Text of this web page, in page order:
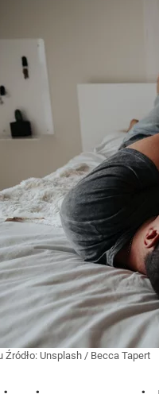
Źródło: Unsplash / Becca Tapert